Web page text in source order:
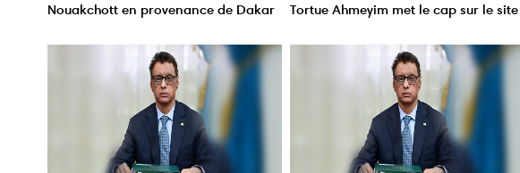
Nouakchott en provenance de Dakar
Tortue Ahmeyim met le cap sur le site